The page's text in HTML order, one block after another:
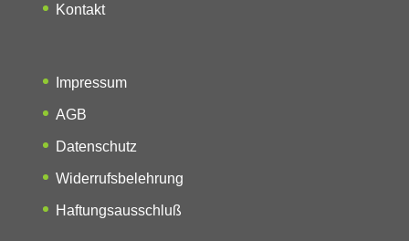
Kontakt
Impressum
AGB
Datenschutz
Widerrufsbelehrung
Haftungsausschluß